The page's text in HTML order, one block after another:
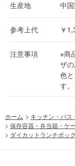
生産地 中
参考上代 ￥
注意事項
※商
ザ
色
す。
ホーム > キッチン・バス
> 保存容器・弁当箱・ケ
> ダイカットランチボッ